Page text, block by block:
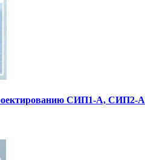
СИП1-А, СИП2-А